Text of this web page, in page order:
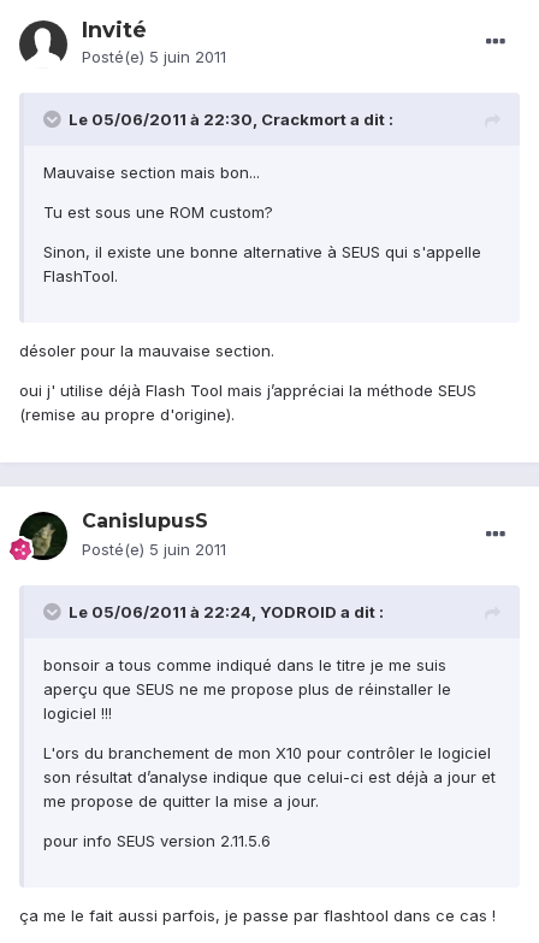
Invité
Posté(e) 5 juin 2011
Le 05/06/2011 à 22:30, Crackmort a dit :
Mauvaise section mais bon...
Tu est sous une ROM custom?
Sinon, il existe une bonne alternative à SEUS qui s'appelle
FlashTool.
désoler pour la mauvaise section.
oui j' utilise déjà Flash Tool mais j’appréciai la méthode SEUS
(remise au propre d'origine).
CanislupusS
Posté(e) 5 juin 2011
Le 05/06/2011 à 22:24, YODROID a dit :
bonsoir a tous comme indiqué dans le titre je me suis
aperçu que SEUS ne me propose plus de réinstaller le
logiciel !!!
L'ors du branchement de mon X10 pour contrôler le logiciel
son résultat d’analyse indique que celui-ci est déjà a jour et
me propose de quitter la mise a jour.
pour info SEUS version 2.11.5.6
ça me le fait aussi parfois, je passe par flashtool dans ce cas !